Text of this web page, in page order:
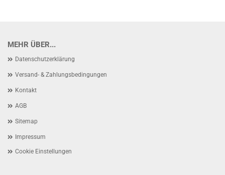
MEHR ÜBER...
Datenschutzerklärung
Versand- & Zahlungsbedingungen
Kontakt
AGB
Sitemap
Impressum
Cookie Einstellungen